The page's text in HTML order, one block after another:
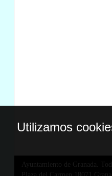
Ayuntamiento de Granada.
Utilizamos